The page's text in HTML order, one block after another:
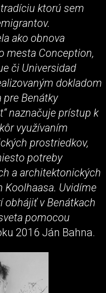
ktorú sem
ako obnova
mesta Conception,
či Universidad
dokladom
pre Benátky
naznačuje prístup k
využívaním
prostriedkov,
potreby
a architektonických
Koolhaasa. Uvidíme
obhájiť v Benátkach
pomocou
2016 Ján Bahna.